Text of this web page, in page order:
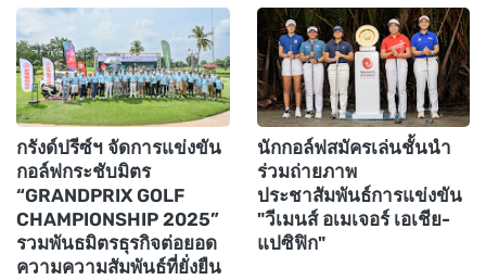
กรังด์ปรีซ์ฯ จัดการแข่งขัน
กอล์ฟกระชับมิตร
“GRANDPRIX GOLF
CHAMPIONSHIP 2025”
รวมพันธมิตรธุรกิจต่อยอด
ความความสัมพันธ์ที่ยั่งยืน
นักกอล์ฟสมัครเล่นชั้นนำ
ร่วมถ่ายภาพ
ประชาสัมพันธ์การแข่งขัน
"วีเมนส์ อเมเจอร์ เอเชีย-
แปซิฟิก"